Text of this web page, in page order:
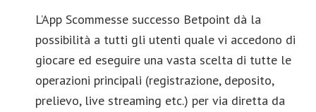
L’App Scommesse successo Betpoint dà la
possibilità a tutti gli utenti quale vi accedono di
giocare ed eseguire una vasta scelta di tutte le
operazioni principali (registrazione, deposito,
prelievo, live streaming etc.) per via diretta da